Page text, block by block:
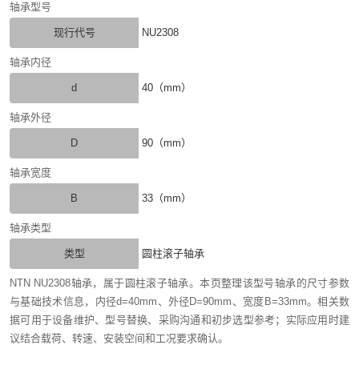
轴承型号
现行代号 NU2308
轴承内径
d 40（mm）
轴承外径
D 90（mm）
轴承宽度
B 33（mm）
轴承类型
类型 圆柱滚子轴承
NTN NU2308轴承，属于圆柱滚子轴承。本页整理该型号轴承的尺寸参数
与基础技术信息，内径d=40mm、外径D=90mm、宽度B=33mm。相关数
据可用于设备维护、型号替换、采购沟通和初步选型参考；实际应用时建
议结合载荷、转速、安装空间和工况要求确认。